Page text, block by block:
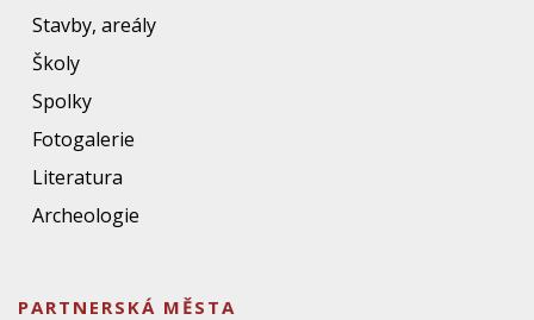
Stavby, areály
Školy
Spolky
Fotogalerie
Literatura
Archeologie
PARTNERSKÁ MĚSTA